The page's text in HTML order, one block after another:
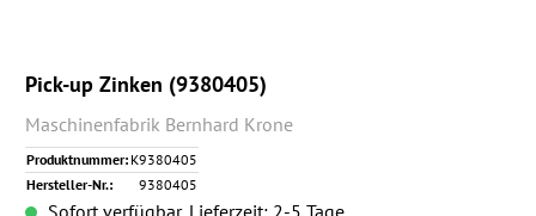
Pick-up Zinken (9380405)
Maschinenfabrik Bernhard Krone
Produktnummer: K9380405
Hersteller-Nr.:
9380405
Sofort verfügbar, Lieferzeit: 2-5 Tage